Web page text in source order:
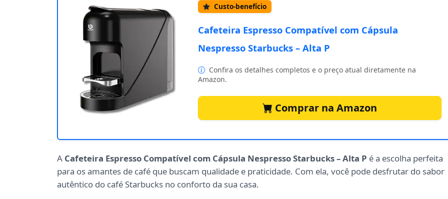
Custo-benefício
Cafeteira Espresso Compatível com Cápsula
Nespresso Starbucks – Alta P
Confira os detalhes completos e o preço atual diretamente na
Amazon.
Comprar na Amazon
A Cafeteira Espresso Compatível com Cápsula Nespresso Starbucks – Alta P é a escolha perfeita
para os amantes de café que buscam qualidade e praticidade. Com ela, você pode desfrutar do sabor
autêntico do café Starbucks no conforto da sua casa.